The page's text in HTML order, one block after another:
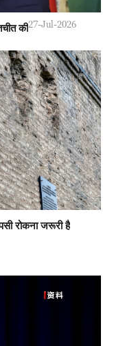
की27-Jul-2026
रोकना जरूरी है